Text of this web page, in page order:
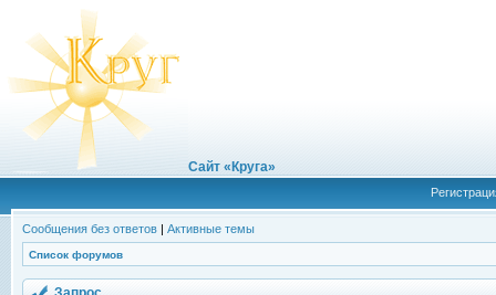
Сайт «Круга»
Сообщения без ответов | Активные темы
Список форумов